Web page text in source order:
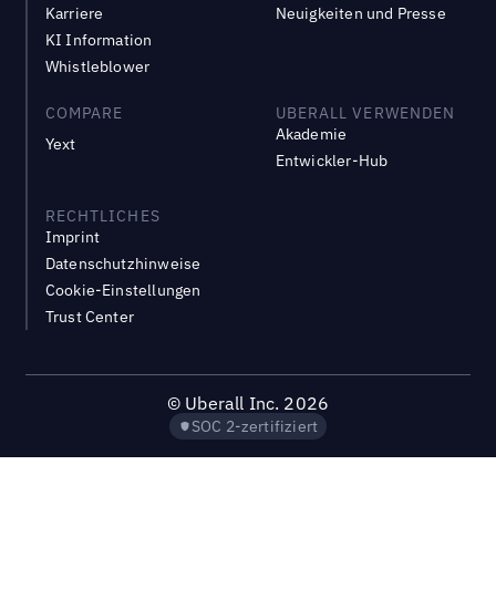
Karriere
KI Information
Whistleblower
Neuigkeiten und Presse
COMPARE
Yext
UBERALL VERWENDEN
Akademie
Entwickler-Hub
RECHTLICHES
Imprint
Datenschutzhinweise
Cookie-Einstellungen
Trust Center
© Uberall Inc. 2026
SOC 2-zertifiziert